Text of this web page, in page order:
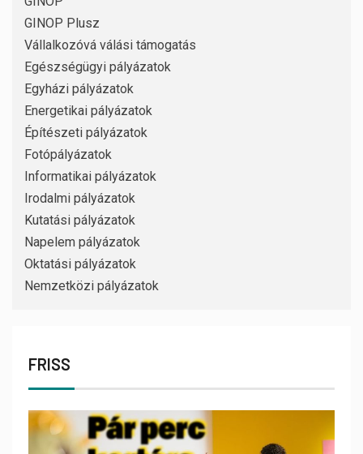
GINOP Plusz
Vállalkozóvá válási támogatás
Egészségügyi pályázatok
Egyházi pályázatok
Energetikai pályázatok
Építészeti pályázatok
Fotópályázatok
Informatikai pályázatok
Irodalmi pályázatok
Kutatási pályázatok
Napelem pályázatok
Oktatási pályázatok
Nemzetközi pályázatok
FRISS